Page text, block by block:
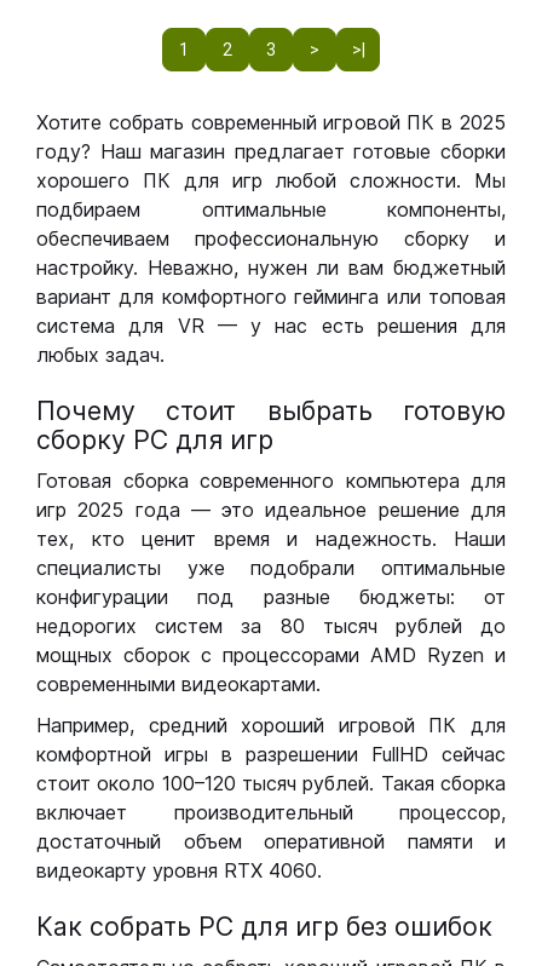
1 2 3 > >|
Хотите собрать современный игровой ПК в 2025
году? Наш магазин предлагает готовые сборки
хорошего ПК для игр любой сложности. Мы
подбираем оптимальные компоненты,
обеспечиваем профессиональную сборку и
настройку. Неважно, нужен ли вам бюджетный
вариант для комфортного гейминга или топовая
система для VR — у нас есть решения для
любых задач.
Почему стоит выбрать готовую
сборку РС для игр
Готовая сборка современного компьютера для
игр 2025 года — это идеальное решение для
тех, кто ценит время и надежность. Наши
специалисты уже подобрали оптимальные
конфигурации под разные бюджеты: от
недорогих систем за 80 тысяч рублей до
мощных сборок с процессорами AMD Ryzen и
современными видеокартами.
Например, средний хороший игровой ПК для
комфортной игры в разрешении FullHD сейчас
стоит около 100–120 тысяч рублей. Такая сборка
включает производительный процессор,
достаточный объем оперативной памяти и
видеокарту уровня RTX 4060.
Как собрать РС для игр без ошибок